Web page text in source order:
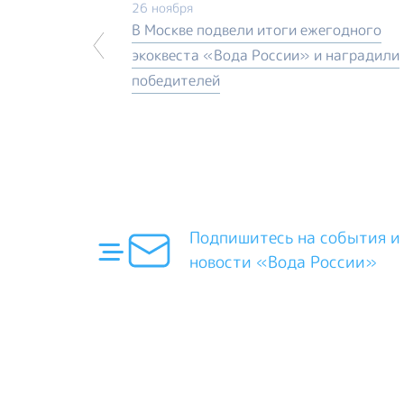
26 ноября
В Москве подвели итоги ежегодного
экоквеста «Вода России» и наградили
победителей
Подпишитесь на события и
новости «Вода России»